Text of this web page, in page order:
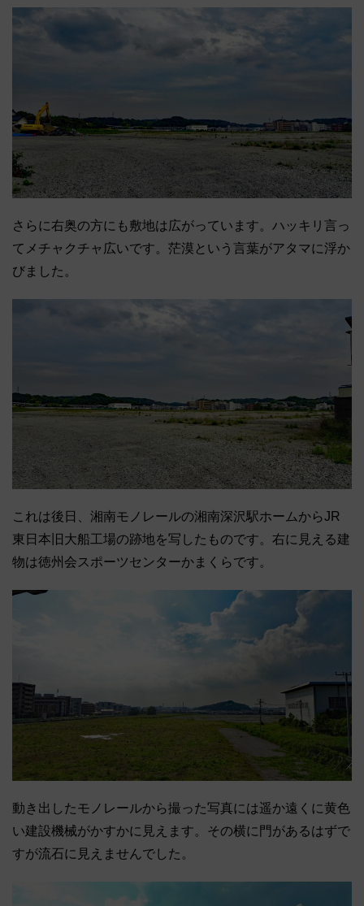
さらに右奥の方にも敷地は広がっています。ハッキリ言っ
てメチャクチャ広いです。茫漠という言葉がアタマに浮か
びました。
これは後日、湘南モノレールの湘南深沢駅ホームからJR
東日本旧大船工場の跡地を写したものです。右に見える建
物は徳州会スポーツセンターかまくらです。
動き出したモノレールから撮った写真には遥か遠くに黄色
い建設機械がかすかに見えます。その横に門があるはずで
すが流石に見えませんでした。